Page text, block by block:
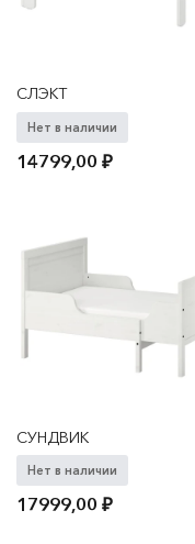
СЛЭКТ
Нет в наличии
14799,00₽
СУНДВИК
Нет в наличии
17999,00₽